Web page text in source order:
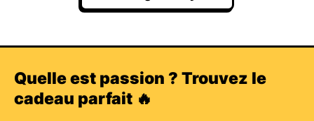
Quelle est passion ? Trouvez le
cadeau parfait 🔥